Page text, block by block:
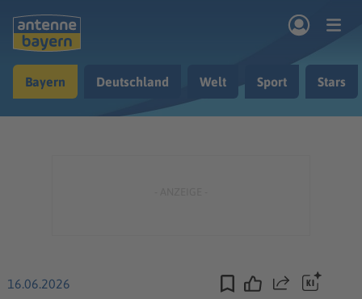
Musik & Radio
Bayern Deutschland Welt Sport Stars
16.06.2026 Teilen